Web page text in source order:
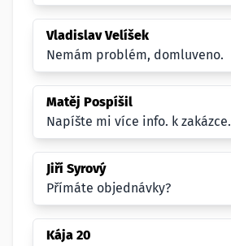
Vladislav Velíšek
Nemám problém, domluveno.
Matěj Pospíšil
Napíšte mi více info. k zakázce.
Jiří Syrový
Přímáte objednávky?
Kája 20